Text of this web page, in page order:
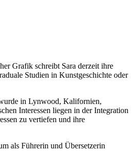
Grafik schreibt Sara derzeit ihre
Studien in Kunstgeschichte oder
in Lynwood, Kalifornien,
Interessen liegen in der Integration
zu vertiefen und ihre
als Führerin und Übersetzerin